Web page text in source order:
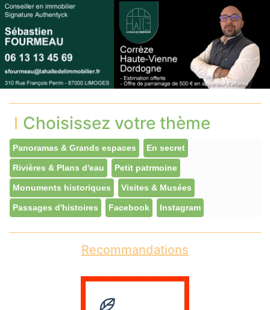
Choisissez votre thème
Panoramas & Grands espaces En secret
Rivières & Plans d'eau Petit patrmoine
Monuments historiques Visites & Musées
Passages d'histoires Facebook Instagram
Recommandations